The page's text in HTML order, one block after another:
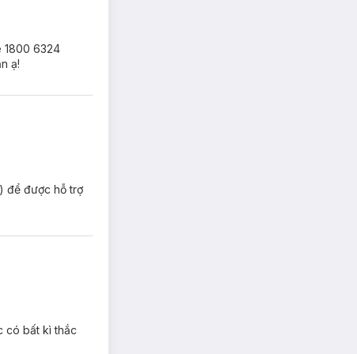
1800 6324
ạ!
để được hỗ trợ
có bất kì thắc